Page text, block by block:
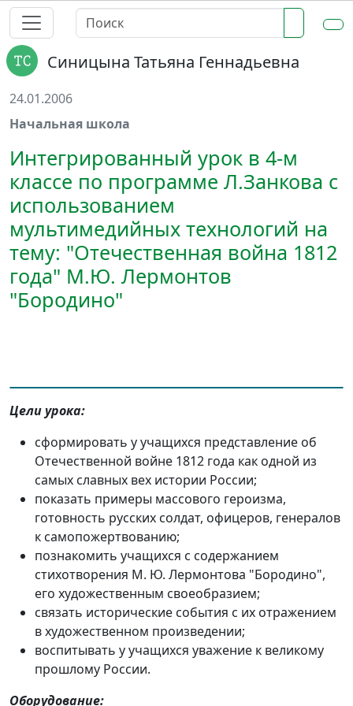
Синицына Татьяна Геннадьевна
24.01.2006
Начальная школа
Интегрированный урок в 4-м
классе по программе Л.Занкова с
использованием
мультимедийных технологий на
тему: "Отечественная война 1812
года" М.Ю. Лермонтов
"Бородино"
Цели урока:
сформировать у учащихся представление об
Отечественной войне 1812 года как одной из
самых славных вех истории России;
показать примеры массового героизма,
готовность русских солдат, офицеров, генералов
к самопожертвованию;
познакомить учащихся с содержанием
стихотворения М. Ю. Лермонтова "Бородино",
его художественным своеобразием;
связать исторические события с их отражением
в художественном произведении;
воспитывать у учащихся уважение к великому
прошлому России.
Оборудование: